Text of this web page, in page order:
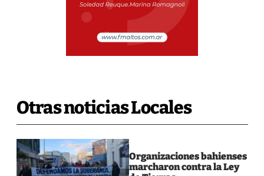
Otras noticias Locales
Organizaciones bahienses
marcharon contra la Ley